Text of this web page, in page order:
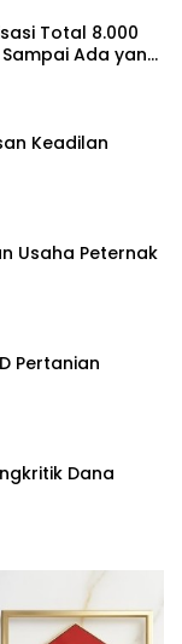
Total 8.000
Ada yang
Keadilan
Usaha Peternak
Pertanian
Dana